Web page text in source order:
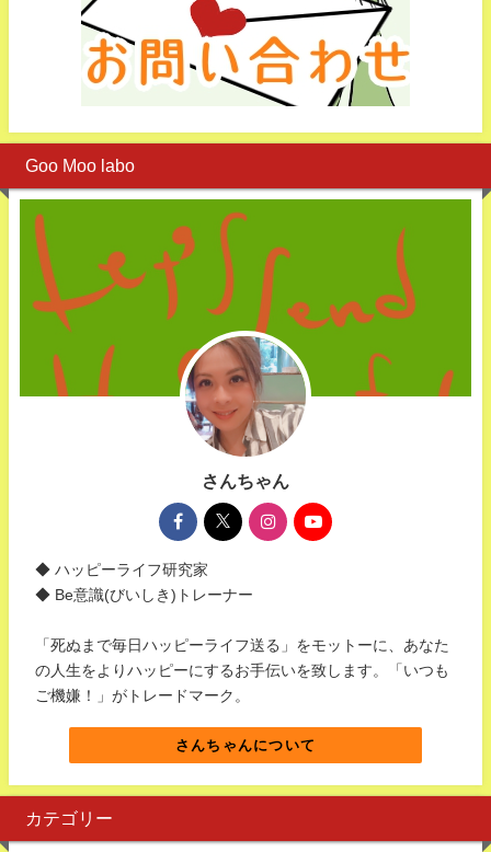
Goo Moo labo
さんちゃん
◆ ハッピーライフ研究家
◆ Be意識(びいしき)トレーナー
「死ぬまで毎日ハッピーライフ送る」をモットーに、あなた
の人生をよりハッピーにするお手伝いを致します。「いつも
ご機嫌！」がトレードマーク。
さんちゃんについて
カテゴリー